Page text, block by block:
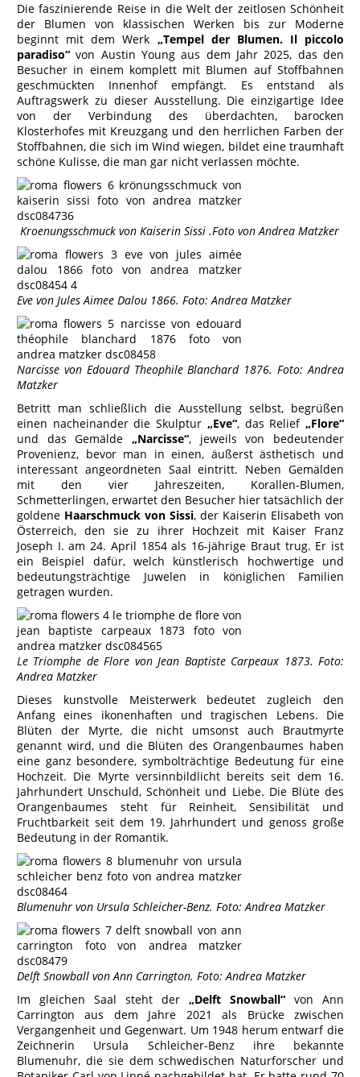
Die faszinierende Reise in die Welt der zeitlosen Schönheit
der Blumen von klassischen Werken bis zur Moderne
beginnt mit dem Werk „Tempel der Blumen. Il piccolo
paradiso“ von Austin Young aus dem Jahr 2025, das den
Besucher in einem komplett mit Blumen auf Stoffbahnen
geschmückten Innenhof empfängt. Es entstand als
Auftragswerk zu dieser Ausstellung. Die einzigartige Idee
von der Verbindung des überdachten, barocken
Klosterhofes mit Kreuzgang und den herrlichen Farben der
Stoffbahnen, die sich im Wind wiegen, bildet eine traumhaft
schöne Kulisse, die man gar nicht verlassen möchte.
Kroenungsschmuck von Kaiserin Sissi .Foto von Andrea Matzker
Eve von Jules Aimee Dalou 1866. Foto: Andrea Matzker
Narcisse von Edouard Theophile Blanchard 1876. Foto: Andrea
Matzker
Betritt man schließlich die Ausstellung selbst, begrüßen
einen nacheinander die Skulptur „Eve“, das Relief„Flore“
und das Gemälde „Narcisse“, jeweils von bedeutender
Provenienz, bevor man in einen, äußerst ästhetisch und
interessant angeordneten Saal eintritt. Neben Gemälden
mit den vier Jahreszeiten, Korallen-Blumen,
Schmetterlingen, erwartet den Besucher hier tatsächlich der
goldene Haarschmuck von Sissi, der Kaiserin Elisabeth von
Österreich, den sie zu ihrer Hochzeit mit Kaiser Franz
Joseph I. am 24. April 1854 als 16-jährige Braut trug. Er ist
ein Beispiel dafür, welch künstlerisch hochwertige und
bedeutungsträchtige Juwelen in königlichen Familien
getragen wurden.
Le Triomphe de Flore von Jean Baptiste Carpeaux 1873. Foto:
Andrea Matzker
Dieses kunstvolle Meisterwerk bedeutet zugleich den
Anfang eines ikonenhaften und tragischen Lebens. Die
Blüten der Myrte, die nicht umsonst auch Brautmyrte
genannt wird, und die Blüten des Orangenbaumes haben
eine ganz besondere, symbolträchtige Bedeutung für eine
Hochzeit. Die Myrte versinnbildlicht bereits seit dem 16.
Jahrhundert Unschuld, Schönheit und Liebe. Die Blüte des
Orangenbaumes steht für Reinheit, Sensibilität und
Fruchtbarkeit seit dem 19. Jahrhundert und genoss große
Bedeutung in der Romantik.
Blumenuhr von Ursula Schleicher-Benz. Foto: Andrea Matzker
Delft Snowball von Ann Carrington. Foto: Andrea Matzker
Im gleichen Saal steht der „Delft Snowball“ von Ann
Carrington aus dem Jahre 2021 als Brücke zwischen
Vergangenheit und Gegenwart. Um 1948 herum entwarf die
Zeichnerin Ursula Schleicher-Benz ihre bekannte
Blumenuhr, die sie dem schwedischen Naturforscher und